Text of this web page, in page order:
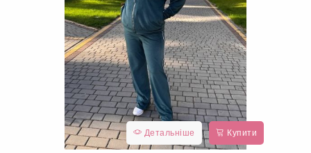
Детальніше Купити